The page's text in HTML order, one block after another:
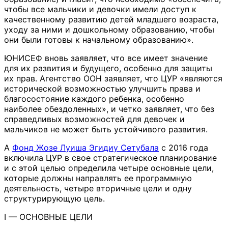
чтобы все мальчики и девочки имели доступ к
качественному развитию детей младшего возраста,
уходу за ними и дошкольному образованию, чтобы
они были готовы к начальному образованию».
ЮНИСЕФ вновь заявляет, что все имеет значение
для их развития и будущего, особенно для защиты
их прав. Агентство ООН заявляет, что ЦУР «являются
исторической возможностью улучшить права и
благосостояние каждого ребенка, особенно
наиболее обездоленных», и четко заявляет, что без
справедливых возможностей для девочек и
мальчиков не может быть устойчивого развития.
A Фонд Жозе Луиша Эгидиу Сетубала с 2016 года
включила ЦУР в свое стратегическое планирование
и с этой целью определила четыре основные цели,
которые должны направлять ее программную
деятельность, четыре вторичные цели и одну
структурирующую цель.
I — ОСНОВНЫЕ ЦЕЛИ